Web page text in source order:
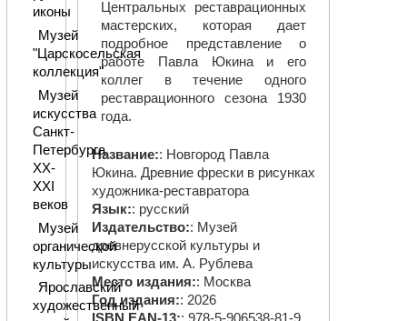
Центральных реставрационных
мастерских, которая дает
подробное представление о
работе Павла Юкина и его
коллег в течение одного
реставрационного сезона 1930
года.
Название:: Новгород Павла
Юкина. Древние фрески в рисунках
художника-реставратора
Язык:: русский
Издательство:: Музей
древнерусской культуры и
искусства им. А. Рублева
Место издания:: Москва
Год издания:: 2026
иконы
Музей
"Царскосельская
коллекция"
Музей
искусства
Санкт-
Петербурга
XX-
XXI
веков
Музей
органической
культуры
Ярославский
художественный